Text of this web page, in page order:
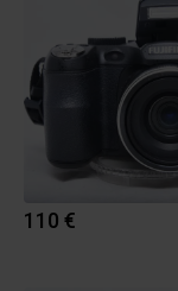
110 €